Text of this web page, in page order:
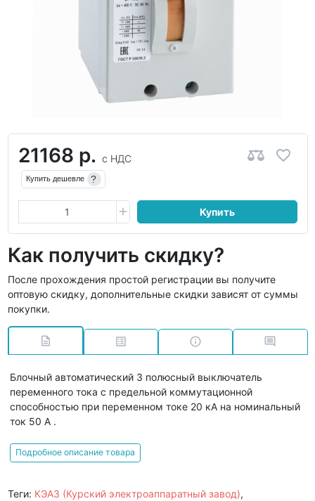
21168 р. с НДС
Купить дешевле ?
Купить
Как получить скидку?
После прохождения простой регистрации вы получите
оптовую скидку, дополнительные скидки зависят от суммы
покупки.
Блочный автоматический 3 полюсный выключатель
переменного тока с предельной коммутационной
способностью при переменном токе 20 кА на номинальный
ток 50 А .
Подробное описание товара
Теги: КЭАЗ (Курский электроаппаратный завод),